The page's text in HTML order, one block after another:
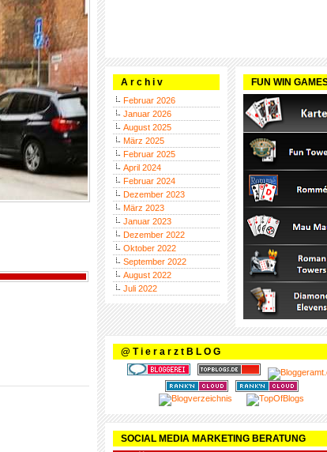
A r c h i v
Februar 2026
Januar 2026
August 2025
März 2025
Februar 2025
April 2024
Februar 2024
Dezember 2023
März 2023
Januar 2023
Dezember 2022
Oktober 2022
September 2022
August 2022
Juli 2022
FUN WIN
@ T i e r a r z t B L O G
SOCIAL MEDIA MARKETING BERATUNG